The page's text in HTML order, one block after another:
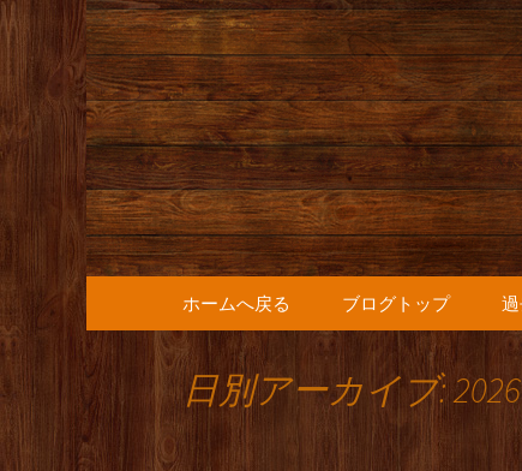
人形町の
知らせ
人形町の音楽カフェ『
コンテンツへ移動
ホームへ戻る ブログトップ
日別アーカイブ: